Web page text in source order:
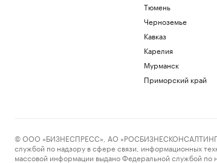
Тюмень
Черноземье
Кавказ
Карелия
Мурманск
Приморский край
© ООО «БИЗНЕСПРЕСС», АО «РОСБИЗНЕСКОНСАЛТИНГ»,
службой по надзору в сфере связи, информационных
массовой информации выдано Федеральной службой